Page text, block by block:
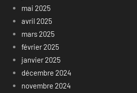
mai 2025
avril 2025
mars 2025
février 2025
janvier 2025
décembre 2024
novembre 2024